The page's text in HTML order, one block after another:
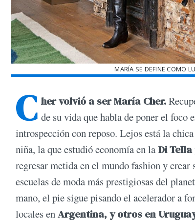
MARÍA SE DEFINE COMO
C her volvió a ser María Cher.
de su vida que habla de poner el
introspección con reposo. Lejos está la
niña, la que estudió economía en la Di Tella
regresar metida en el mundo fashion y
escuelas de moda más prestigiosas del
mano, el pie sigue pisando el acelerador a
locales enArgentina, y otros en